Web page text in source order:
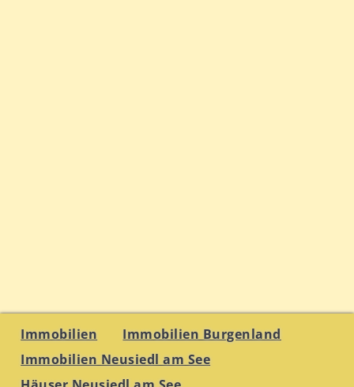
Immobilien
Immobilien Burgenland
Immobilien Neusiedl am See